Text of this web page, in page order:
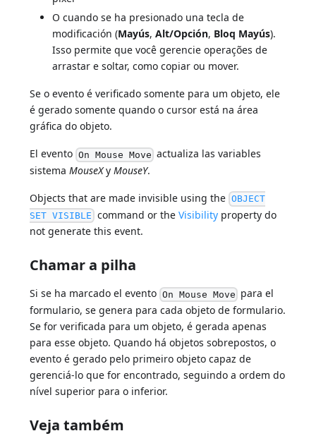
O cuando se ha presionado una tecla de
modificación (Mayús,Alt/Opción, Bloq Mayús).
Isso permite que você gerencie operações de
arrastar e soltar, como copiar ou mover.
Se o evento é verificado somente para um objeto, ele
é gerado somente quando o cursor está na área
gráfica do objeto.
El evento On Mouse Move actualiza las variables
sistemaMouseXyMouseY.
Objects that are made invisible using the OBJECT
SET VISIBLE command or the Visibilityproperty do
not generate this event.
Chamar a pilha
Si se ha marcado el evento On Mouse Move para el
formulario, se genera para cada objeto de formulario.
Se for verificada para um objeto, é gerada apenas
para esse objeto. Quando há objetos sobrepostos, o
evento é gerado pelo primeiro objeto capaz de
gerenciá-lo que for encontrado, seguindo a ordem do
nível superior para o inferior.
Veja também